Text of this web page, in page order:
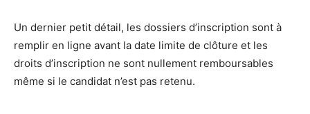
Un dernier petit détail, les dossiers d’inscription sont à
remplir en ligne avant la date limite de clôture et les
droits d’inscription ne sont nullement remboursables
même si le candidat n’est pas retenu.